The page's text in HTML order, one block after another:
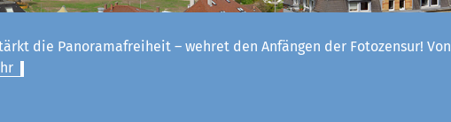
die Panoramafreiheit – wehret den Anfängen der Fotozensur! Von